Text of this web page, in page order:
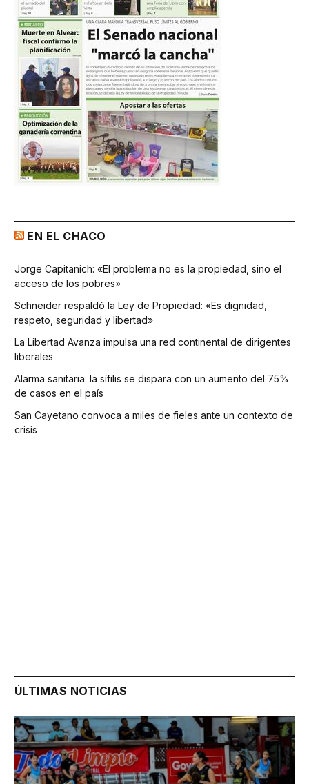
EN EL CHACO
Jorge Capitanich: «El problema no es la propiedad, sino el
acceso de los pobres»
Schneider respaldó la Ley de Propiedad: «Es dignidad,
respeto, seguridad y libertad»
La Libertad Avanza impulsa una red continental de dirigentes
liberales
Alarma sanitaria: la sífilis se dispara con un aumento del 75%
de casos en el país
San Cayetano convoca a miles de fieles ante un contexto de
crisis
ÚLTIMAS NOTICIAS